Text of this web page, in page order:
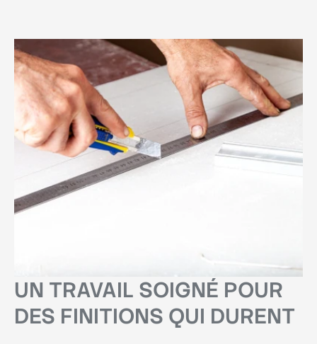
UN TRAVAIL SOIGNÉ POUR
DES FINITIONS QUI DURENT